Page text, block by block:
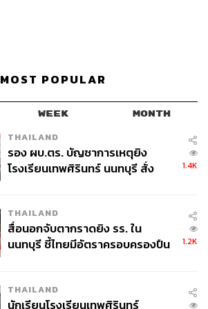
MOST POPULAR
WEEK MONTH
THAILAND
รอง ผบ.ตร. บัญชาการเหตุยิง
โรงเรียนเทพศิรินทร์ นนทบุรี สั่ง
1.4K
THAILAND
สื่อนอกจับตากราดยิง รร. ใน
นนทบุรี ชี้ไทยมีอัตราครอบครองปืน
1.2K
THAILAND
นักเรียนโรงเรียนเทพศิรินทร์